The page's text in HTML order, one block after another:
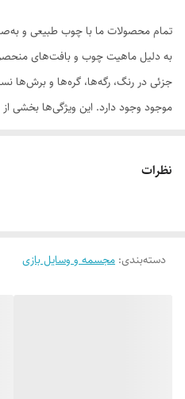
تمام محصولات ما با چوب طبیعی و
به دلیل ماهیت چوب و بافت‌های
جزئی در رنگ، رگه‌ها، گره‌ها و برش‌ها
موجود وجود دارد. این ویژگی‌ها
سفارش به‌منزله‌ی پذیرش این موارد و
نظرات
دسته‌بندی: مجسمه و وسایل بازی